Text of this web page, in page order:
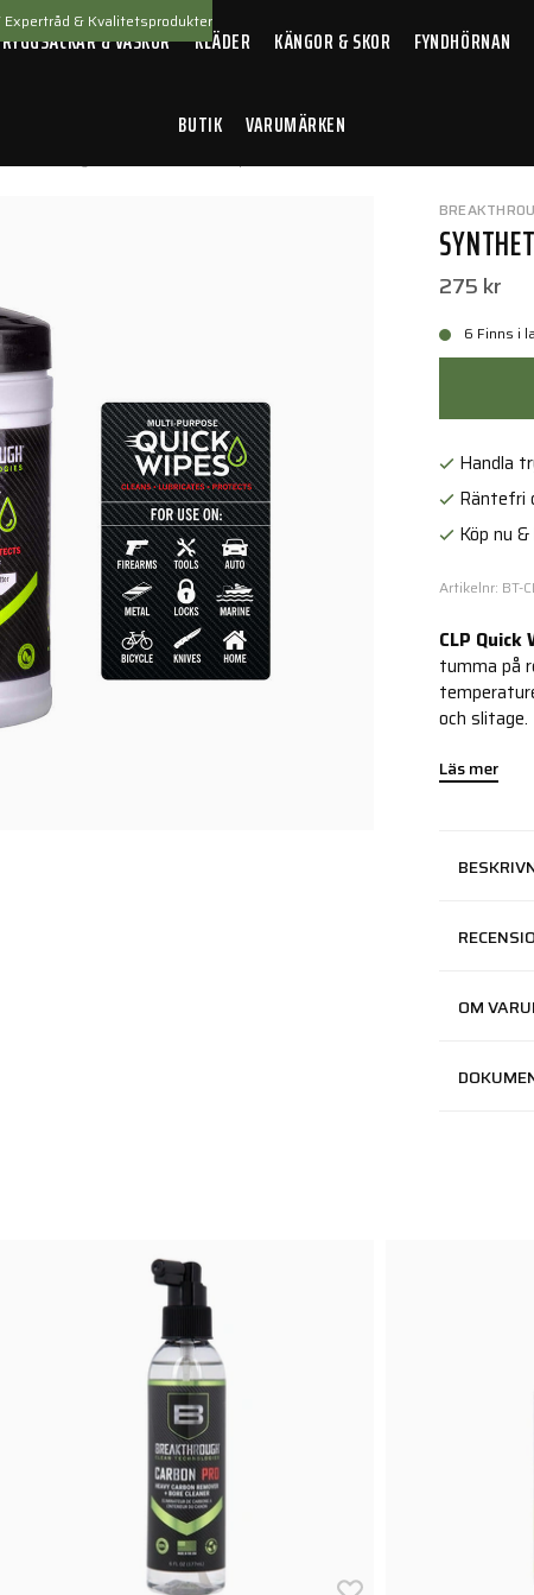
Expertråd & Kvalitetsprodukter
RYGGSÄCKAR & VÄSKOR KLÄDER KÄNGOR & SKOR FYNDHÖRNAN
BUTIK VARUMÄRKEN
275 kr
6 Finns i
Handla
Räntefri
Köp nu
Artikelnr: BT-
CLP
tumma på
och slitage.
Läs mer
OM